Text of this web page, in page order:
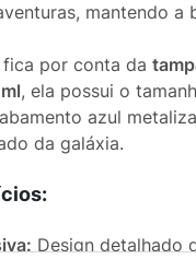
mantendo a
por conta da
, ela possui o
azul
da galáxia.
Design detalhado